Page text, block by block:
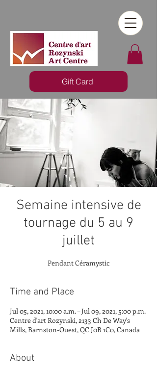
Gift Card
Semaine intensive de
tournage du 5 au 9
juillet
Pendant Céramystic
Time and Place
Jul 05, 2021, 10:00 a.m. – Jul 09, 2021, 5:00 p.m.
Centre d'art Rozynski, 2133 Ch De Way's
Mills, Barnston-Ouest, QC J0B 1C0, Canada
About